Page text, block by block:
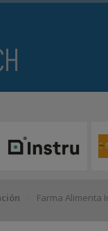
Farma Alimenta